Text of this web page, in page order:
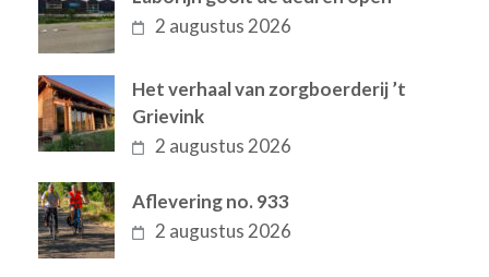
2 augustus 2026
Het verhaal van zorgboerderij ’t
Grievink
2 augustus 2026
Aflevering no. 933
2 augustus 2026